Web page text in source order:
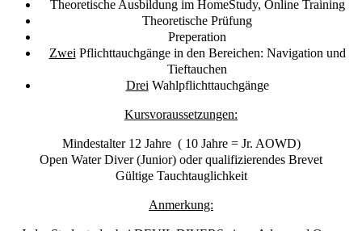
Theoretische Ausbildung im HomeStudy, Online Training
Theoretische Prüfung
Preperation
Zwei Pflichttauchgänge in den Bereichen: Navigation und
Tieftauchen
Drei Wahlpflichttauchgänge
Kursvoraussetzungen:
Mindestalter 12 Jahre ( 10 Jahre = Jr. AOWD)
Open Water Diver (Junior) oder qualifizierendes Brevet
Gültige Tauchtauglichkeit
Anmerkung: